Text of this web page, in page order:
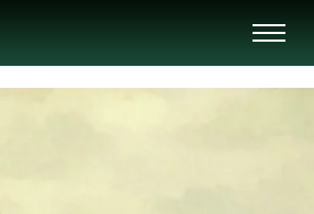
Вкл/
Выкл